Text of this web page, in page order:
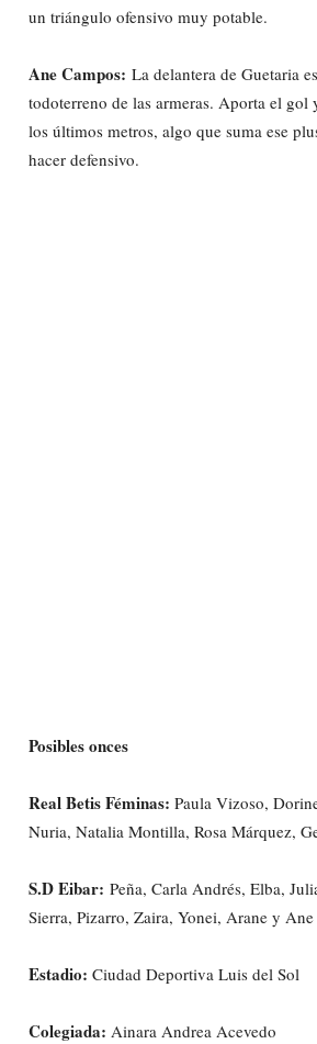
un triángulo ofensivo muy potable.
Ane Campos: La delantera de Guetaria
todoterreno de las armeras. Aporta el gol
los últimos metros, algo que suma ese
hacer defensivo.
Posibles onces
Real Betis Féminas: Paula Vizoso,
Nuria, Natalia Montilla, Rosa Márquez,
S.D Eibar: Peña, Carla Andrés, Elba,
Sierra, Pizarro, Zaira, Yonei, Arane y Ane
Estadio: Ciudad Deportiva Luis del Sol
Colegiada: Ainara Andrea Acevedo